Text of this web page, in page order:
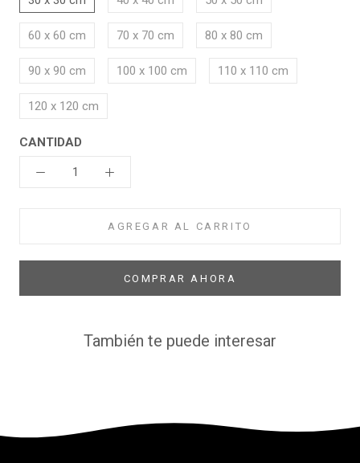
60 x 60 cm 70 x 70 cm 80 x 80 cm
90 x 90 cm 100 x 100 cm 110 x 110 cm
120 x 120 cm
CANTIDAD
AGREGAR AL CARRITO
COMPRAR AHORA
También te puede interesar